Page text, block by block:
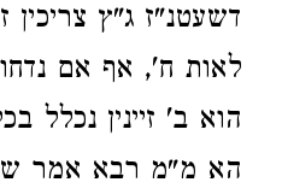
דשעטנ"ז ג"ץ צריכין
לאות ח', אף אם
הוא ב' זיינין נכלל
הא מ"מ רבא אמר